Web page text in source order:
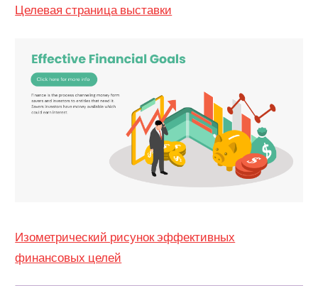
Целевая страница выставки
Изометрический рисунок эффективных
финансовых целей